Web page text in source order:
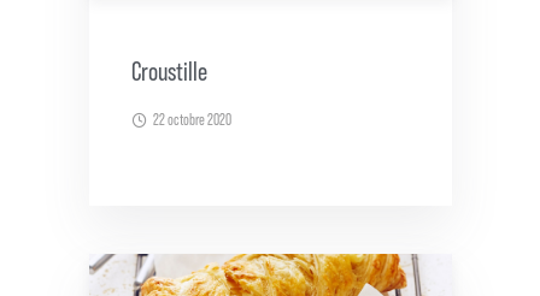
Croustille
22 octobre 2020